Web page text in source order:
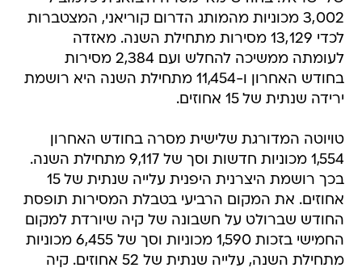
3,002 מכוניות מהמותג הדרום קוריאני, המצטברות
לכדי 13,129 מסירות מתחילת השנה. מאזדה
לעומתה ממשיכה להחלש ועם 2,384 מסירות
בחודש האחרון ו-11,454 מתחילת השנה היא רושמת
ירידה שנתית של 15 אחוזים.
טויוטה המדורגת שלישית מסרה בחודש האחרון
1,554 מכוניות חדשות וסך של 9,117 מתחילת השנה.
בכך רושמת היצרנית היפנית עלייה שנתית של 15
אחוזים. את המקום הרביעי בטבלת המסירות תופסת
החודש שברולט על חשבונה של קיה שיורדת למקום
החמישי בזכות 1,590 מכוניות וסך של 6,455 מכוניות
מתחילת השנה, עלייה שנתית של 52 אחוזים. קיה